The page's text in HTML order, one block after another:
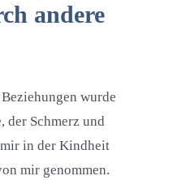
andere
wurde
der Schmerz und
mir in der Kindheit
mir genommen.